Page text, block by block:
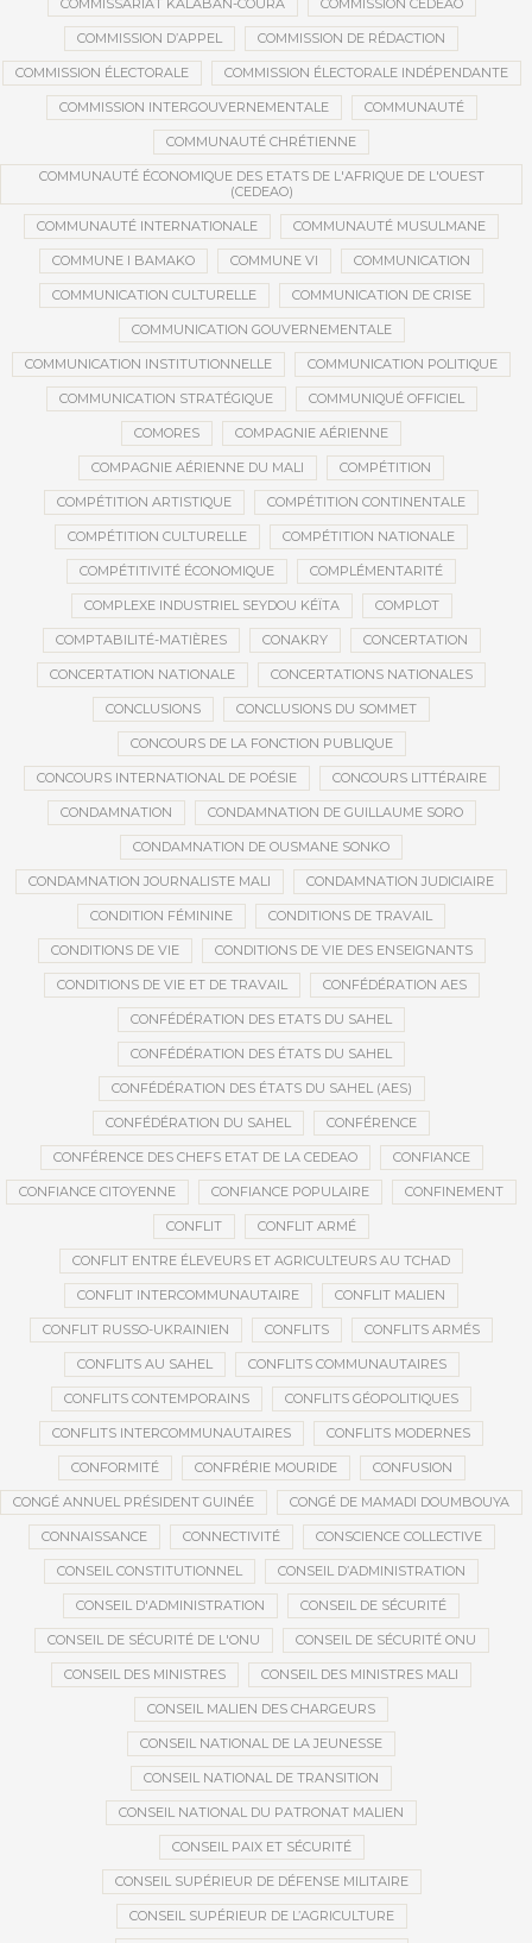
COMMISSARIAT KALABAN-COURA COMMISSION CEDEAO
COMMISSION D’APPEL COMMISSION DE RÉDACTION
COMMISSION ÉLECTORALE COMMISSION ÉLECTORALE INDÉPENDANTE
COMMISSION INTERGOUVERNEMENTALE COMMUNAUTÉ
COMMUNAUTÉ CHRÉTIENNE
COMMUNAUTÉ ÉCONOMIQUE DES ETATS DE L'AFRIQUE DE L'OUEST
(CEDEAO)
COMMUNAUTÉ INTERNATIONALE COMMUNAUTÉ MUSULMANE
COMMUNE I BAMAKO COMMUNE VI COMMUNICATION
COMMUNICATION CULTURELLE COMMUNICATION DE CRISE
COMMUNICATION GOUVERNEMENTALE
COMMUNICATION INSTITUTIONNELLE COMMUNICATION POLITIQUE
COMMUNICATION STRATÉGIQUE COMMUNIQUÉ OFFICIEL
COMORES COMPAGNIE AÉRIENNE
COMPAGNIE AÉRIENNE DU MALI COMPÉTITION
COMPÉTITION ARTISTIQUE COMPÉTITION CONTINENTALE
COMPÉTITION CULTURELLE COMPÉTITION NATIONALE
COMPÉTITIVITÉ ÉCONOMIQUE COMPLÉMENTARITÉ
COMPLEXE INDUSTRIEL SEYDOU KÉÏTA COMPLOT
COMPTABILITÉ-MATIÈRES CONAKRY CONCERTATION
CONCERTATION NATIONALE CONCERTATIONS NATIONALES
CONCLUSIONS CONCLUSIONS DU SOMMET
CONCOURS DE LA FONCTION PUBLIQUE
CONCOURS INTERNATIONAL DE POÉSIE CONCOURS LITTÉRAIRE
CONDAMNATION CONDAMNATION DE GUILLAUME SORO
CONDAMNATION DE OUSMANE SONKO
CONDAMNATION JOURNALISTE MALI CONDAMNATION JUDICIAIRE
CONDITION FÉMININE CONDITIONS DE TRAVAIL
CONDITIONS DE VIE CONDITIONS DE VIE DES ENSEIGNANTS
CONDITIONS DE VIE ET DE TRAVAIL CONFÉDÉRATION AES
CONFÉDÉRATION DES ETATS DU SAHEL
CONFÉDÉRATION DES ÉTATS DU SAHEL
CONFÉDÉRATION DES ÉTATS DU SAHEL (AES)
CONFÉDÉRATION DU SAHEL CONFÉRENCE
CONFÉRENCE DES CHEFS ETAT DE LA CEDEAO CONFIANCE
CONFIANCE CITOYENNE CONFIANCE POPULAIRE CONFINEMENT
CONFLIT CONFLIT ARMÉ
CONFLIT ENTRE ÉLEVEURS ET AGRICULTEURS AU TCHAD
CONFLIT INTERCOMMUNAUTAIRE CONFLIT MALIEN
CONFLIT RUSSO-UKRAINIEN CONFLITS CONFLITS ARMÉS
CONFLITS AU SAHEL CONFLITS COMMUNAUTAIRES
CONFLITS CONTEMPORAINS CONFLITS GÉOPOLITIQUES
CONFLITS INTERCOMMUNAUTAIRES CONFLITS MODERNES
CONFORMITÉ CONFRÉRIE MOURIDE CONFUSION
CONGÉ ANNUEL PRÉSIDENT GUINÉE CONGÉ DE MAMADI DOUMBOUYA
CONNAISSANCE CONNECTIVITÉ CONSCIENCE COLLECTIVE
CONSEIL CONSTITUTIONNEL CONSEIL D’ADMINISTRATION
CONSEIL D'ADMINISTRATION CONSEIL DE SÉCURITÉ
CONSEIL DE SÉCURITÉ DE L'ONU CONSEIL DE SÉCURITÉ ONU
CONSEIL DES MINISTRES CONSEIL DES MINISTRES MALI
CONSEIL MALIEN DES CHARGEURS
CONSEIL NATIONAL DE LA JEUNESSE
CONSEIL NATIONAL DE TRANSITION
CONSEIL NATIONAL DU PATRONAT MALIEN
CONSEIL PAIX ET SÉCURITÉ
CONSEIL SUPÉRIEUR DE DÉFENSE MILITAIRE
CONSEIL SUPÉRIEUR DE L’AGRICULTURE